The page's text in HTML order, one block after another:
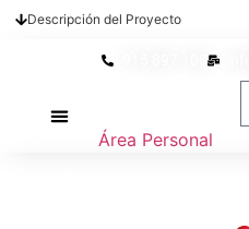
Descripción del Proyecto
Área Personal